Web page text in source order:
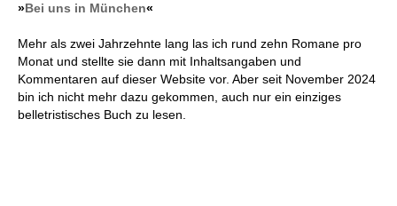
»Bei uns in München«
Mehr als zwei Jahrzehnte lang las ich rund zehn Romane pro
Monat und stellte sie dann mit Inhaltsangaben und
Kommentaren auf dieser Website vor. Aber seit November 2024
bin ich nicht mehr dazu gekommen, auch nur ein einziges
belletristisches Buch zu lesen.